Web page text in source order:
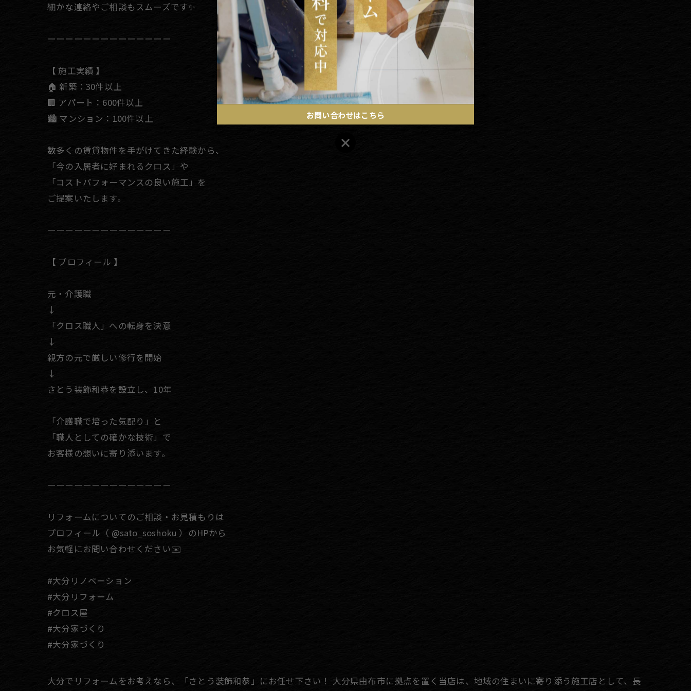
細かな連絡やご相談もスムーズです✨
ーーーーーーーーーーーーーー
【 施工実績 】
🏠 新築：30件以上
🏢 アパート：600件以上
🏙 マンション：100件以上
数多くの賃貸物件を手がけてきた経験から、
「今の入居者に好まれるクロス」や
「コストパフォーマンスの良い施工」を
ご提案いたします。
ーーーーーーーーーーーーーー
【 プロフィール 】
元・介護職
↓
「クロス職人」への転身を決意
↓
親方の元で厳しい修行を開始
↓
さとう装飾和恭を設立し、10年
「介護職で培った気配り」と
「職人としての確かな技術」で
お客様の想いに寄り添います。
ーーーーーーーーーーーーーー
リフォームについてのご相談・お見積もりは
プロフィール（ @sato_soshoku ）のHPから
お気軽にお問い合わせください✉️
#大分リノベーション
#大分リフォーム
#クロス屋
#大分家づくり
#大分家づくり
大分でリフォームをお考えなら、「さとう装飾和恭」にお任せ下さい！ 大分県由布市に拠点を置く当店は、地域の住まいに寄り添う施工店として、長
お問い合わせはこちら
お問い合わせはこちら